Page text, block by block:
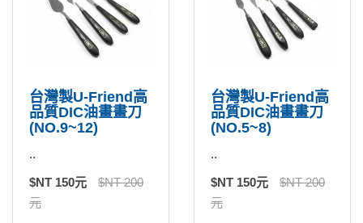
台灣製U-Friend高
品質DIC油畫畫刀
(NO.9~12)
..
$NT 150元
$NT 200
元
台灣製U-Friend高
品質DIC油畫畫刀
(NO.5~8)
..
$NT 150元
$NT 200
元